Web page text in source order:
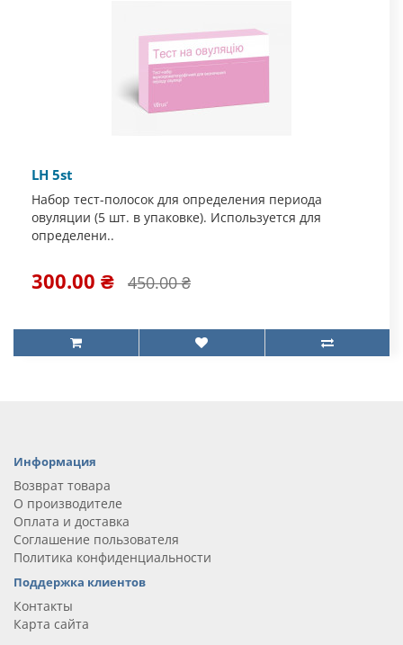
LH 5st
Набор тест-полосок для определения периода
овуляции (5 шт. в упаковке). Используется для
определени..
300.00 ₴ 450.00 ₴
Информация
Возврат товара
О производителе
Оплата и доставка
Соглашение пользователя
Политика конфиденциальности
Поддержка клиентов
Контакты
Карта сайта